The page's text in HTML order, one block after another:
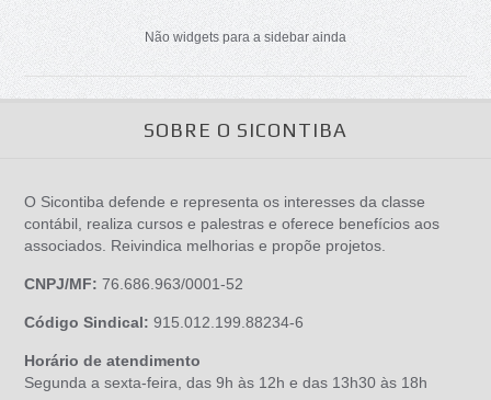
Não widgets para a sidebar ainda
SOBRE O SICONTIBA
O Sicontiba defende e representa os interesses da classe
contábil, realiza cursos e palestras e oferece benefícios aos
associados. Reivindica melhorias e propõe projetos.
CNPJ/MF: 76.686.963/0001-52
Código Sindical: 915.012.199.88234-6
Horário de atendimento
Segunda a sexta-feira, das 9h às 12h e das 13h30 às 18h